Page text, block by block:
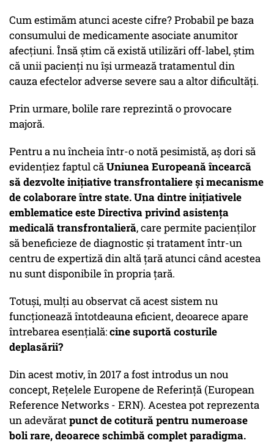
Cum estimăm atunci aceste cifre? Probabil pe baza
consumului de medicamente asociate anumitor
afecțiuni. Însă știm că există utilizări off-label, știm
că unii pacienți nu își urmează tratamentul din
cauza efectelor adverse severe sau a altor dificultăți.
Prin urmare, bolile rare reprezintă o provocare
majoră.
Pentru a nu încheia într-o notă pesimistă, aș dori să
evidențiez faptul căUniunea Europeană încearcă
să dezvolte inițiative transfrontaliere și mecanisme
de colaborare între state. Una dintre inițiativele
emblematice este Directiva privind asistența
medicală transfrontalieră, care permite pacienților
să beneficieze de diagnostic și tratament într-un
centru de expertiză din altă țară atunci când acestea
nu sunt disponibile în propria țară.
Totuși, mulți au observat că acest sistem nu
funcționează întotdeauna eficient, deoarece apare
întrebarea esențială:cine suportă costurile
deplasării?
Din acest motiv, în 2017 a fost introdus un nou
concept, Rețelele Europene de Referință (European
Reference Networks - ERN). Acestea pot reprezenta
un adevăratpunct de cotitură pentru numeroase
boli rare, deoarece schimbă complet paradigma.